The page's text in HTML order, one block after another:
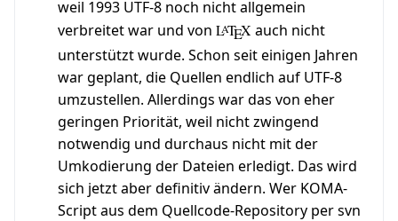
weil 1993 UTF-8 noch nicht allgemein
verbreitet war und von LATEX auch nicht
unterstützt wurde. Schon seit einigen Jahren
war geplant, die Quellen endlich auf UTF-8
umzustellen. Allerdings war das von eher
geringen Priorität, weil nicht zwingend
notwendig und durchaus nicht mit der
Umkodierung der Dateien erledigt. Das wird
sich jetzt aber definitiv ändern. Wer KOMA-
Script aus dem Quellcode-Repository per svn